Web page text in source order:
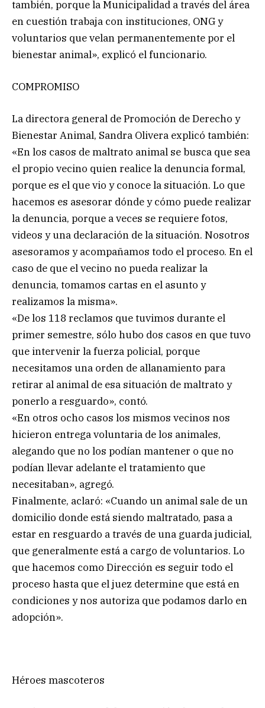
también, porque la Municipalidad a través del área
en cuestión trabaja con instituciones, ONG y
voluntarios que velan permanentemente por el
bienestar animal», explicó el funcionario.
COMPROMISO
La directora general de Promoción de Derecho y
Bienestar Animal, Sandra Olivera explicó también:
«En los casos de maltrato animal se busca que sea
el propio vecino quien realice la denuncia formal,
porque es el que vio y conoce la situación. Lo que
hacemos es asesorar dónde y cómo puede realizar
la denuncia, porque a veces se requiere fotos,
videos y una declaración de la situación. Nosotros
asesoramos y acompañamos todo el proceso. En el
caso de que el vecino no pueda realizar la
denuncia, tomamos cartas en el asunto y
realizamos la misma».
«De los 118 reclamos que tuvimos durante el
primer semestre, sólo hubo dos casos en que tuvo
que intervenir la fuerza policial, porque
necesitamos una orden de allanamiento para
retirar al animal de esa situación de maltrato y
ponerlo a resguardo», contó.
«En otros ocho casos los mismos vecinos nos
hicieron entrega voluntaria de los animales,
alegando que no los podían mantener o que no
podían llevar adelante el tratamiento que
necesitaban», agregó.
Finalmente, aclaró: «Cuando un animal sale de un
domicilio donde está siendo maltratado, pasa a
estar en resguardo a través de una guarda judicial,
que generalmente está a cargo de voluntarios. Lo
que hacemos como Dirección es seguir todo el
proceso hasta que el juez determine que está en
condiciones y nos autoriza que podamos darlo en
adopción».
Héroes mascoteros